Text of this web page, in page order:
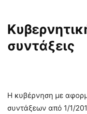
συντάξεις
Η κυβέρνηση με
συντάξεων από 1/1/